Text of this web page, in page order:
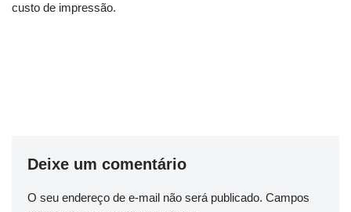
custo de impressão.
Deixe um comentário
O seu endereço de e-mail não será publicado. Campos